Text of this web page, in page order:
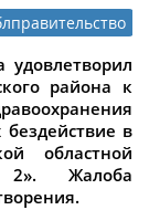
района к
в
областной
Жалоба